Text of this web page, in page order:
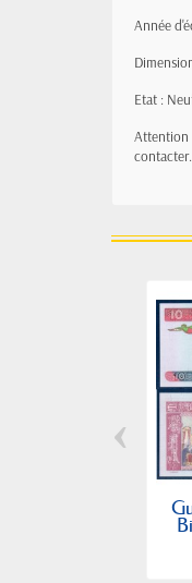
Année
Etat :
Attention
contacter.
‹